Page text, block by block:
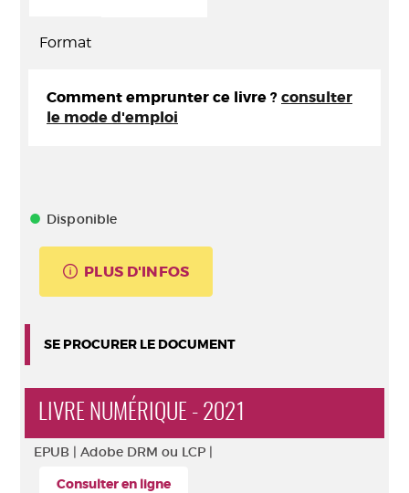
Format
Comment emprunter ce livre ? consulter
le mode d'emploi
Disponible
PLUS D'INFOS
SE PROCURER LE DOCUMENT
LIVRE NUMÉRIQUE - 2021
EPUB | Adobe DRM ou LCP |
Consulter en ligne